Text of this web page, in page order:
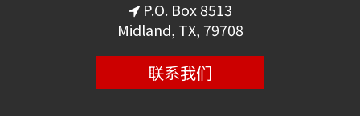
P.O. Box 8513
Midland, TX, 79708
联系我们